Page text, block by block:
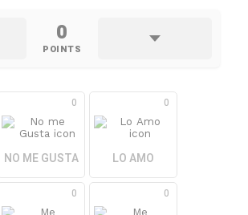
0
POINTS
0
NO ME GUSTA
0
LO AMO
0 0